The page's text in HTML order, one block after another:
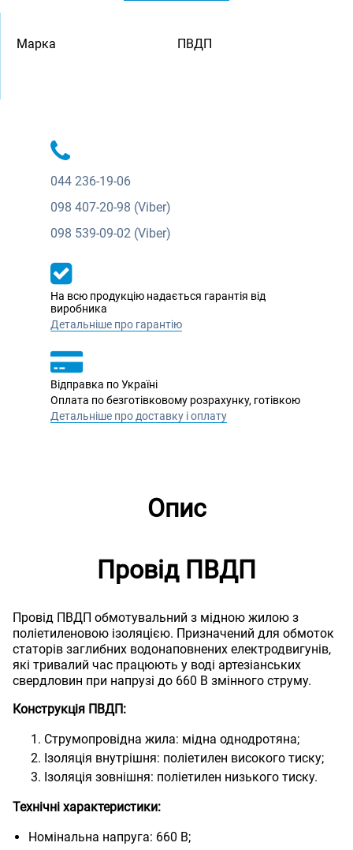
Марка ПВДП
044 236-19-06
098 407-20-98 (Viber)
098 539-09-02 (Viber)
На всю продукцію надається гарантія від
виробника
Детальніше про гарантію
Відправка по Україні
Оплата по безготівковому розрахунку, готівкою
Детальніше про доставку і оплату
Опис
Провід ПВДП
Провід ПВДП обмотувальний з мідною жилою з
поліетиленовою ізоляцією. Призначений для обмоток
статорів заглибних водонаповнених електродвигунів,
які тривалий час працюють у воді артезіанських
свердловин при напрузі до 660 В змінного струму.
Конструкція ПВДП:
Струмопровідна жила: мідна однодротяна;
Ізоляція внутрішня: поліетилен високого тиску;
Ізоляція зовнішня: поліетилен низького тиску.
Технічні характеристики:
Номінальна напруга: 660 В;